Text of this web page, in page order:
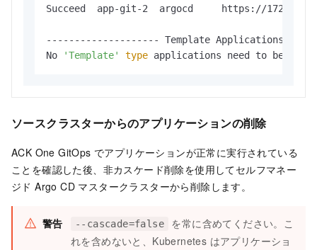
Succeed  app-git-2  argocd     https://
-------------------- Template Applications
No
'Template' type applications need to be
ソースクラスターからのアプリケーションの削除
ACK One GitOps でアプリケーションが正常に実行されている
ことを確認した後、非カスケード削除を使用してセルフマネー
ジド Argo CD マスタークラスターから削除します。
警告 --cascade=false
を常に含めてください。こ
れを含めないと、Kubernetes はアプリケーショ